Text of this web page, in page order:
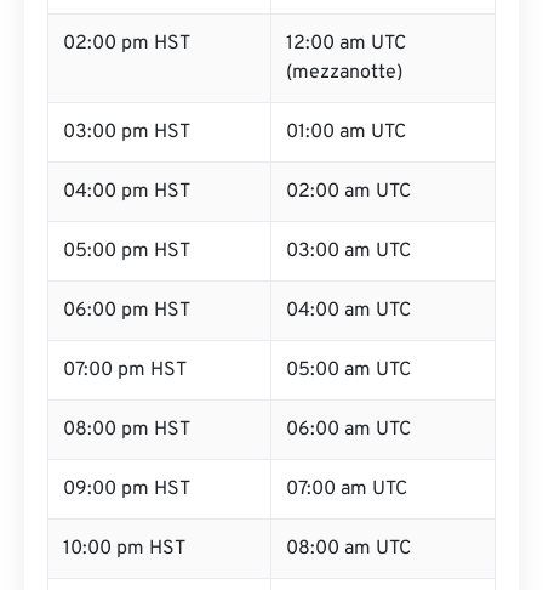
02:00 pm HST
12:00 am UTC
(mezzanotte)
03:00 pm HST 01:00 am UTC
04:00 pm HST 02:00 am UTC
05:00 pm HST 03:00 am UTC
06:00 pm HST 04:00 am UTC
07:00 pm HST 05:00 am UTC
08:00 pm HST 06:00 am UTC
09:00 pm HST 07:00 am UTC
10:00 pm HST 08:00 am UTC